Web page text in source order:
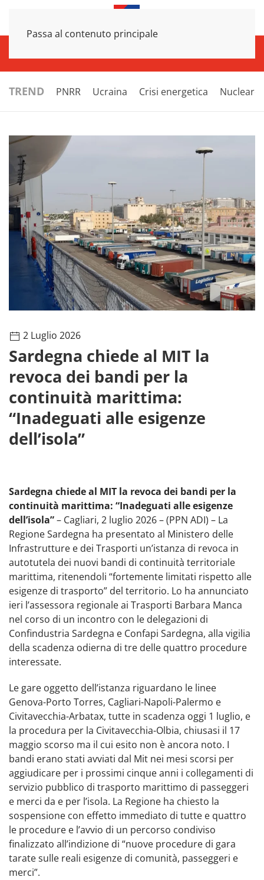
Passa al contenuto principale
TREND PNRR Ucraina Crisi energetica Nucleare
2 Luglio 2026
Sardegna chiede al MIT la
revoca dei bandi per la
continuità marittima:
“Inadeguati alle esigenze
dell’isola”
Sardegna chiede al MIT la revoca dei bandi per la
continuità marittima: “Inadeguati alle esigenze
dell’isola”– Cagliari, 2 luglio 2026 – (PPN ADI) – La
Regione Sardegna ha presentato al Ministero delle
Infrastrutture e dei Trasporti un’istanza di revoca in
autotutela dei nuovi bandi di continuità territoriale
marittima, ritenendoli “fortemente limitati rispetto alle
esigenze di trasporto” del territorio. Lo ha annunciato
ieri l’assessora regionale ai Trasporti Barbara Manca
nel corso di un incontro con le delegazioni di
Confindustria Sardegna e Confapi Sardegna, alla vigilia
della scadenza odierna di tre delle quattro procedure
interessate.
Le gare oggetto dell’istanza riguardano le linee
Genova-Porto Torres, Cagliari-Napoli-Palermo e
Civitavecchia-Arbatax, tutte in scadenza oggi 1 luglio, e
la procedura per la Civitavecchia-Olbia, chiusasi il 17
maggio scorso ma il cui esito non è ancora noto. I
bandi erano stati avviati dal Mit nei mesi scorsi per
aggiudicare per i prossimi cinque anni i collegamenti di
servizio pubblico di trasporto marittimo di passeggeri
e merci da e per l’isola. La Regione ha chiesto la
sospensione con effetto immediato di tutte e quattro
le procedure e l’avvio di un percorso condiviso
finalizzato all’indizione di “nuove procedure di gara
tarate sulle reali esigenze di comunità, passeggeri e
merci”.